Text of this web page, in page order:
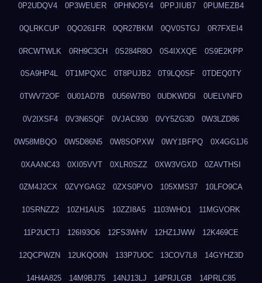
0P2UDQV4 0P3WEUER 0PHNO5Y4 0PPJIUB7 0PUMEZB4
0QLRKCUP 0QO261FR 0QR27BKM 0QV0STGJ 0R7FXEI4
0RCWTWLK 0RH9C3CH 0S284R8O 0S4IXXQE 0S9E2KPP
0SA9HP4L 0T1MPQXC 0T8PUJB2 0T9LQ0SF 0TDEQ0TY
0TWV72OF 0U01AD7B 0U56W7B0 0UDKWD5I 0UELVNFD
0V2IXSF4 0V3N6SQF 0VJAC930 0VY5ZG3D 0W3LZD86
0W58MBQO 0W5D86N5 0W8SOPXW 0WY1BFPQ 0X4GG1J6
0XAANC43 0XI05VVT 0XLR0SZZ 0XW3VGXD 0ZAVTHSI
0ZM4J2CX 0ZVYGAG2 0ZXS0PVO 105XMS37 10LFO9CA
10SRNZZ2 10ZH1AUS 10ZZI8A5 1103WHO1 11MGVORK
11P2UCTJ 126I93O6 12FS3WHV 12HZ1JWW 12K469CE
12QCPWZN 12UKQO0N 133P7UOC 13COV7L8 14GYHZ3D
14H4A825 14M9BJ75 14NJ13LJ 14PRJLGB 14PRLC85